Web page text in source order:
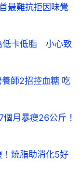
最難抗拒因味覺
低卡低脂 小心致
師2招控血糖 吃
月暴瘦26公斤！
燒脂助消化5好